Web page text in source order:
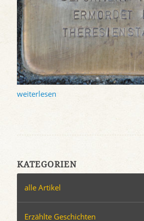
weiterlesen
KATEGORIEN
alle Artikel
Erzählte Geschichten